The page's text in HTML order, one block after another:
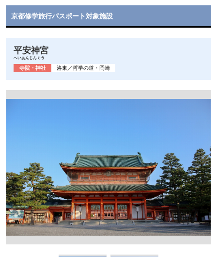
京都修学旅行パスポート対象施設
平安神宮
へいあんじんぐう
寺院・神社 洛東／哲学の道・岡崎